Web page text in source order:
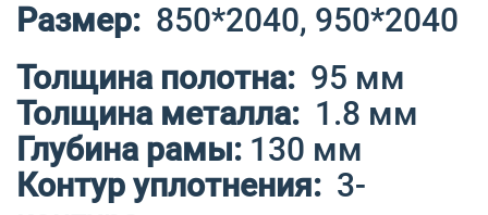
Размер: 850*2040, 950*2040
Толщина полотна: 95 мм
Толщина металла: 1.8 мм
Глубина рамы: 130 мм
Контур уплотнения: 3-